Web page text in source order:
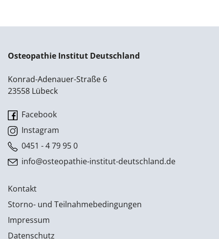
Osteopathie Institut Deutschland
Konrad-Adenauer-Straße 6
23558 Lübeck
Facebook
Instagram
0451 - 4 79 95 0
info@osteopathie-institut-deutschland.de
Kontakt
Storno- und Teilnahmebedingungen
Impressum
Datenschutz